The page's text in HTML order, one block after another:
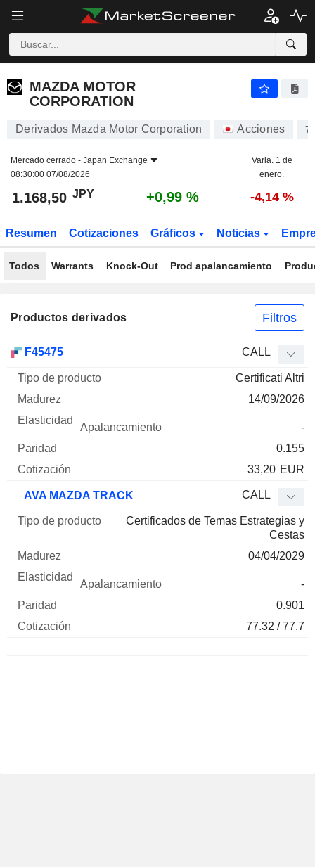
MAZDA MOTOR
CORPORATION
Derivados Mazda Motor Corporation Acciones
Mercado cerrado - Japan Exchange
08:30:00 07/08/2026
Varia. 1 de
enero.
1.168,50 JPY +0,99 % -4,14 %
Resumen Cotizaciones Gráficos Noticias
Todos Warrants Knock-Out Prod apalancamiento
Productos derivados Filtros
F45475 CALL
Certificati Altri
14/09/2026
-
0.155
33,20 EUR
AVA MAZDA TRACK CALL
Certificados de Temas Estrategias y
Cestas
04/04/2029
-
0.901
77.32 / 77.7